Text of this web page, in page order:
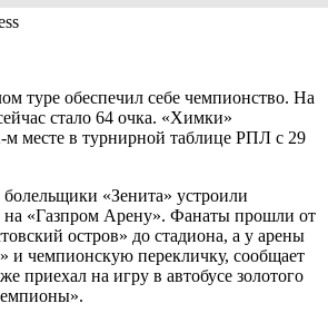
туре обеспечил себе чемпионство. На
стало 64 очка. «Химки»
м месте в турнирной таблице РПЛ с 29
«Зенита» устроили
на «Газпром Арену». Фанаты прошли от
остров» до стадиона, а у арены
чемпионскую перекличку, сообщает
приехал на игру в автобусе золотого